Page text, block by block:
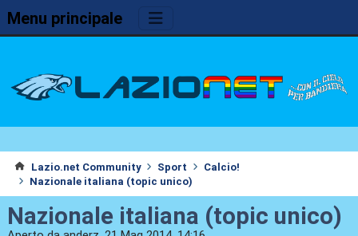
Menu principale
Lazio.net Community Sport
Calcio!
Nazionale italiana (topic unico)
Nazionale italiana (topic unico)